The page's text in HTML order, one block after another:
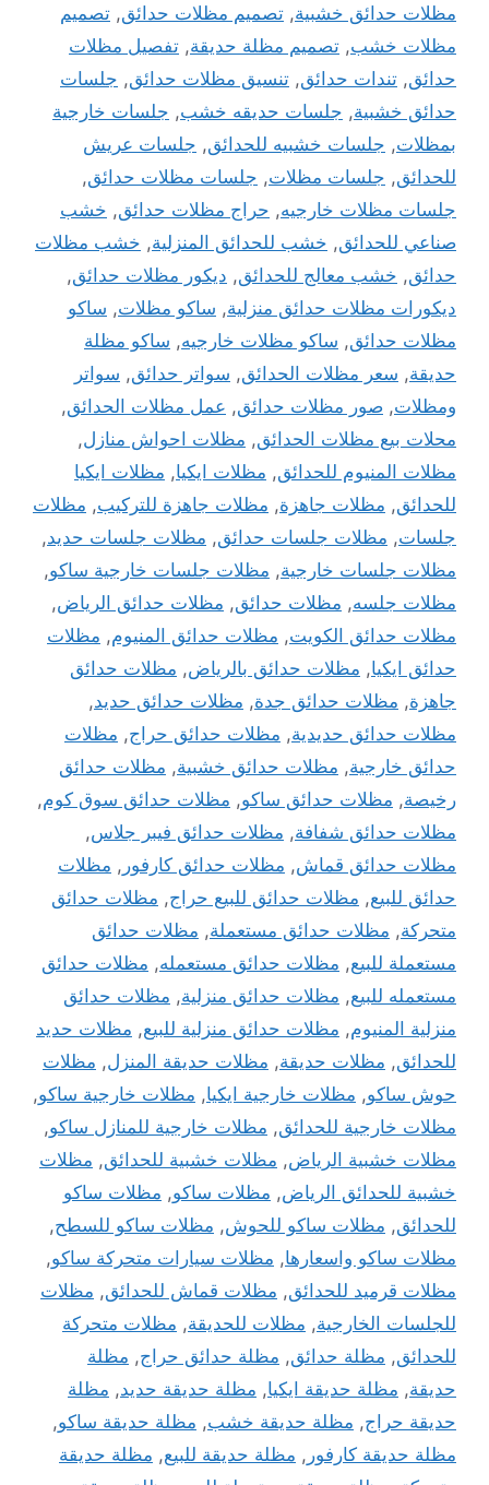
مظلات حدائق خشبية, تصميم مظلات حدائق, تصميم
مظلات خشب, تصميم مظلة حديقة, تفصيل مظلات
حدائق, تندات حدائق, تنسيق مظلات حدائق, جلسات
حدائق خشبية, جلسات حديقه خشب, جلسات خارجية
بمظلات, جلسات خشبيه للحدائق, جلسات عريش
للحدائق, جلسات مظلات, جلسات مظلات حدائق,
جلسات مظلات خارجيه, حراج مظلات حدائق, خشب
صناعي للحدائق, خشب للحدائق المنزلية, خشب مظلات
حدائق, خشب معالج للحدائق, ديكور مظلات حدائق,
ديكورات مظلات حدائق منزلية, ساكو مظلات, ساكو
مظلات حدائق, ساكو مظلات خارجيه, ساكو مظلة
حديقة, سعر مظلات الحدائق, سواتر حدائق, سواتر
ومظلات, صور مظلات حدائق, عمل مظلات الحدائق,
محلات بيع مظلات الحدائق, مظلات احواش منازل,
مظلات المنيوم للحدائق, مظلات ايكيا, مظلات ايكيا
للحدائق, مظلات جاهزة, مظلات جاهزة للتركيب, مظلات
جلسات, مظلات جلسات حدائق, مظلات جلسات حديد,
مظلات جلسات خارجية, مظلات جلسات خارجية ساكو,
مظلات جلسه, مظلات حدائق, مظلات حدائق الرياض,
مظلات حدائق الكويت, مظلات حدائق المنيوم, مظلات
حدائق ايكيا, مظلات حدائق بالرياض, مظلات حدائق
جاهزة, مظلات حدائق جدة, مظلات حدائق حديد,
مظلات حدائق حديدية, مظلات حدائق حراج, مظلات
حدائق خارجية, مظلات حدائق خشبية, مظلات حدائق
رخيصة, مظلات حدائق ساكو, مظلات حدائق سوق كوم,
مظلات حدائق شفافة, مظلات حدائق فيبر جلاس,
مظلات حدائق قماش, مظلات حدائق كارفور , مظلات
حدائق للبيع, مظلات حدائق للبيع حراج, مظلات حدائق
متحركة, مظلات حدائق مستعملة, مظلات حدائق
مستعملة للبيع, مظلات حدائق مستعمله, مظلات حدائق
مستعمله للبيع, مظلات حدائق منزلية, مظلات حدائق
منزلية المنيوم, مظلات حدائق منزلية للبيع, مظلات حديد
للحدائق, مظلات حديقة, مظلات حديقة المنزل, مظلات
حوش ساكو, مظلات خارجية ايكيا, مظلات خارجية ساكو,
مظلات خارجية للحدائق, مظلات خارجية للمنازل ساكو,
مظلات خشبية الرياض, مظلات خشبية للحدائق, مظلات
خشبية للحدائق الرياض, مظلات ساكو, مظلات ساكو
للحدائق, مظلات ساكو للحوش, مظلات ساكو للسطح,
مظلات ساكو واسعارها, مظلات سيارات متحركة ساكو,
مظلات قرميد للحدائق, مظلات قماش للحدائق, مظلات
للجلسات الخارجية, مظلات للحديقة, مظلات متحركة
للحدائق, مظلة حدائق, مظلة حدائق حراج, مظلة
حديقة, مظلة حديقة ايكيا, مظلة حديقة حديد, مظلة
حديقة حراج, مظلة حديقة خشب, مظلة حديقة ساكو,
مظلة حديقة كارفور , مظلة حديقة للبيع, مظلة حديقة